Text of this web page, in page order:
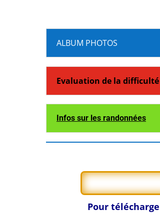
ALBUM PHOTOS
Evaluation de la difficulté
Infos sur les randonnées
Pour